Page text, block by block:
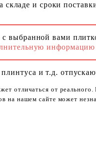
и сроки
выбранной вами
и т.д.
отличаться от
на нашем сайте может